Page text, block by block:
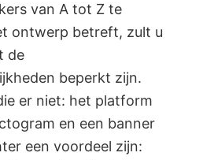
van A tot Z te
ontwerp betreft, zult u
de
beperkt zijn.
er niet: het platform
en een banner
een voordeel zijn: